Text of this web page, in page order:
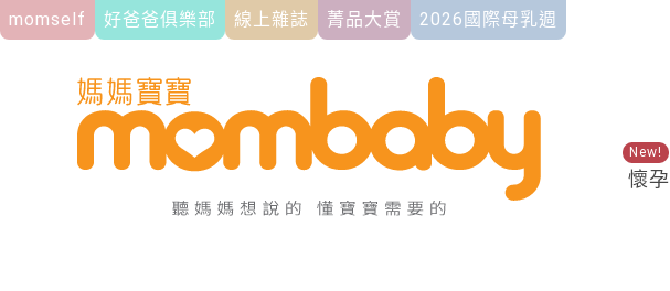
momself 好爸爸俱樂部 線上雜誌 菁品大賞 2026國際母乳週
懷孕
New!